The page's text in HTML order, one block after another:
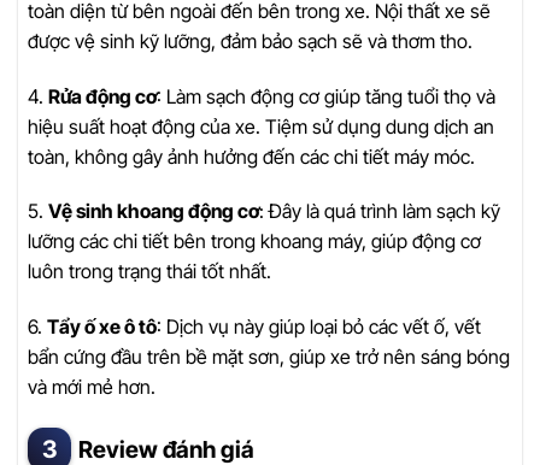
toàn diện từ bên ngoài đến bên trong xe. Nội thất xe sẽ
được vệ sinh kỹ lưỡng, đảm bảo sạch sẽ và thơm tho.
4. Rửa động cơ: Làm sạch động cơ giúp tăng tuổi thọ và
hiệu suất hoạt động của xe. Tiệm sử dụng dung dịch an
toàn, không gây ảnh hưởng đến các chi tiết máy móc.
5. Vệ sinh khoang động cơ: Đây là quá trình làm sạch kỹ
lưỡng các chi tiết bên trong khoang máy, giúp động cơ
luôn trong trạng thái tốt nhất.
6. Tẩy ố xe ô tô: Dịch vụ này giúp loại bỏ các vết ố, vết
bẩn cứng đầu trên bề mặt sơn, giúp xe trở nên sáng bóng
và mới mẻ hơn.
Review đánh giá